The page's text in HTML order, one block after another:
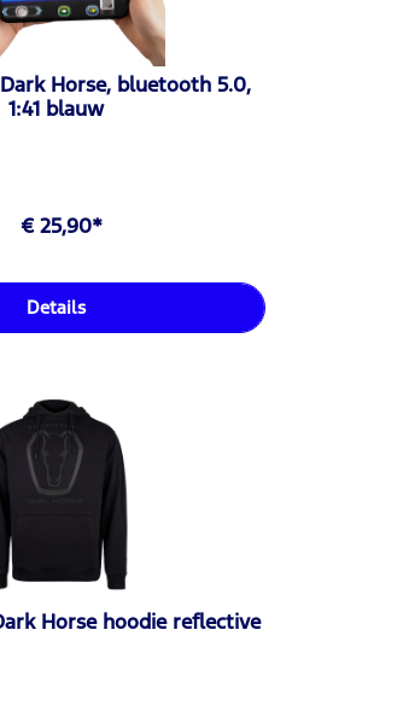
Horse, bluetooth 5.0,
1:41 blauw
€ 25,90*
Details
Horse hoodie reflective